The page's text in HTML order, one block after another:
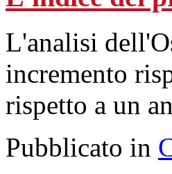
L'analisi
incremento
rispetto a un
Pubblicato in